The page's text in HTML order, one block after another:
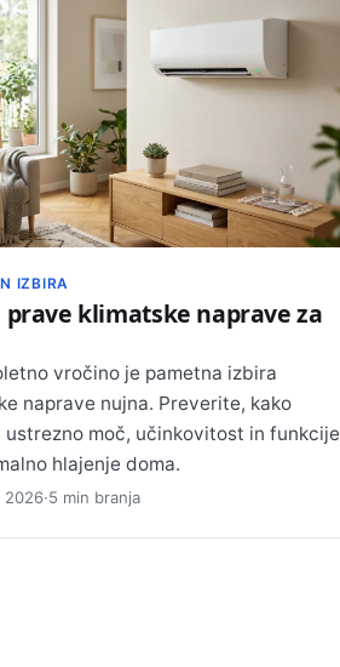
IZBIRA
klimatske naprave za
vročino je pametna izbira
naprave nujna. Preverite, kako
moč, učinkovitost in funkcije
hlajenje doma.
2026·5 min branja